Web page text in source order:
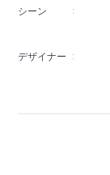
シーン
デザイナー